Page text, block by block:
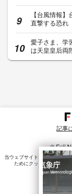
【台風情報
直撃する恐
愛子さま、学
は天皇皇后両
記事
© Fuji
当ウェブサイトでは、ユーザ
ためにクッキーを使⽤し